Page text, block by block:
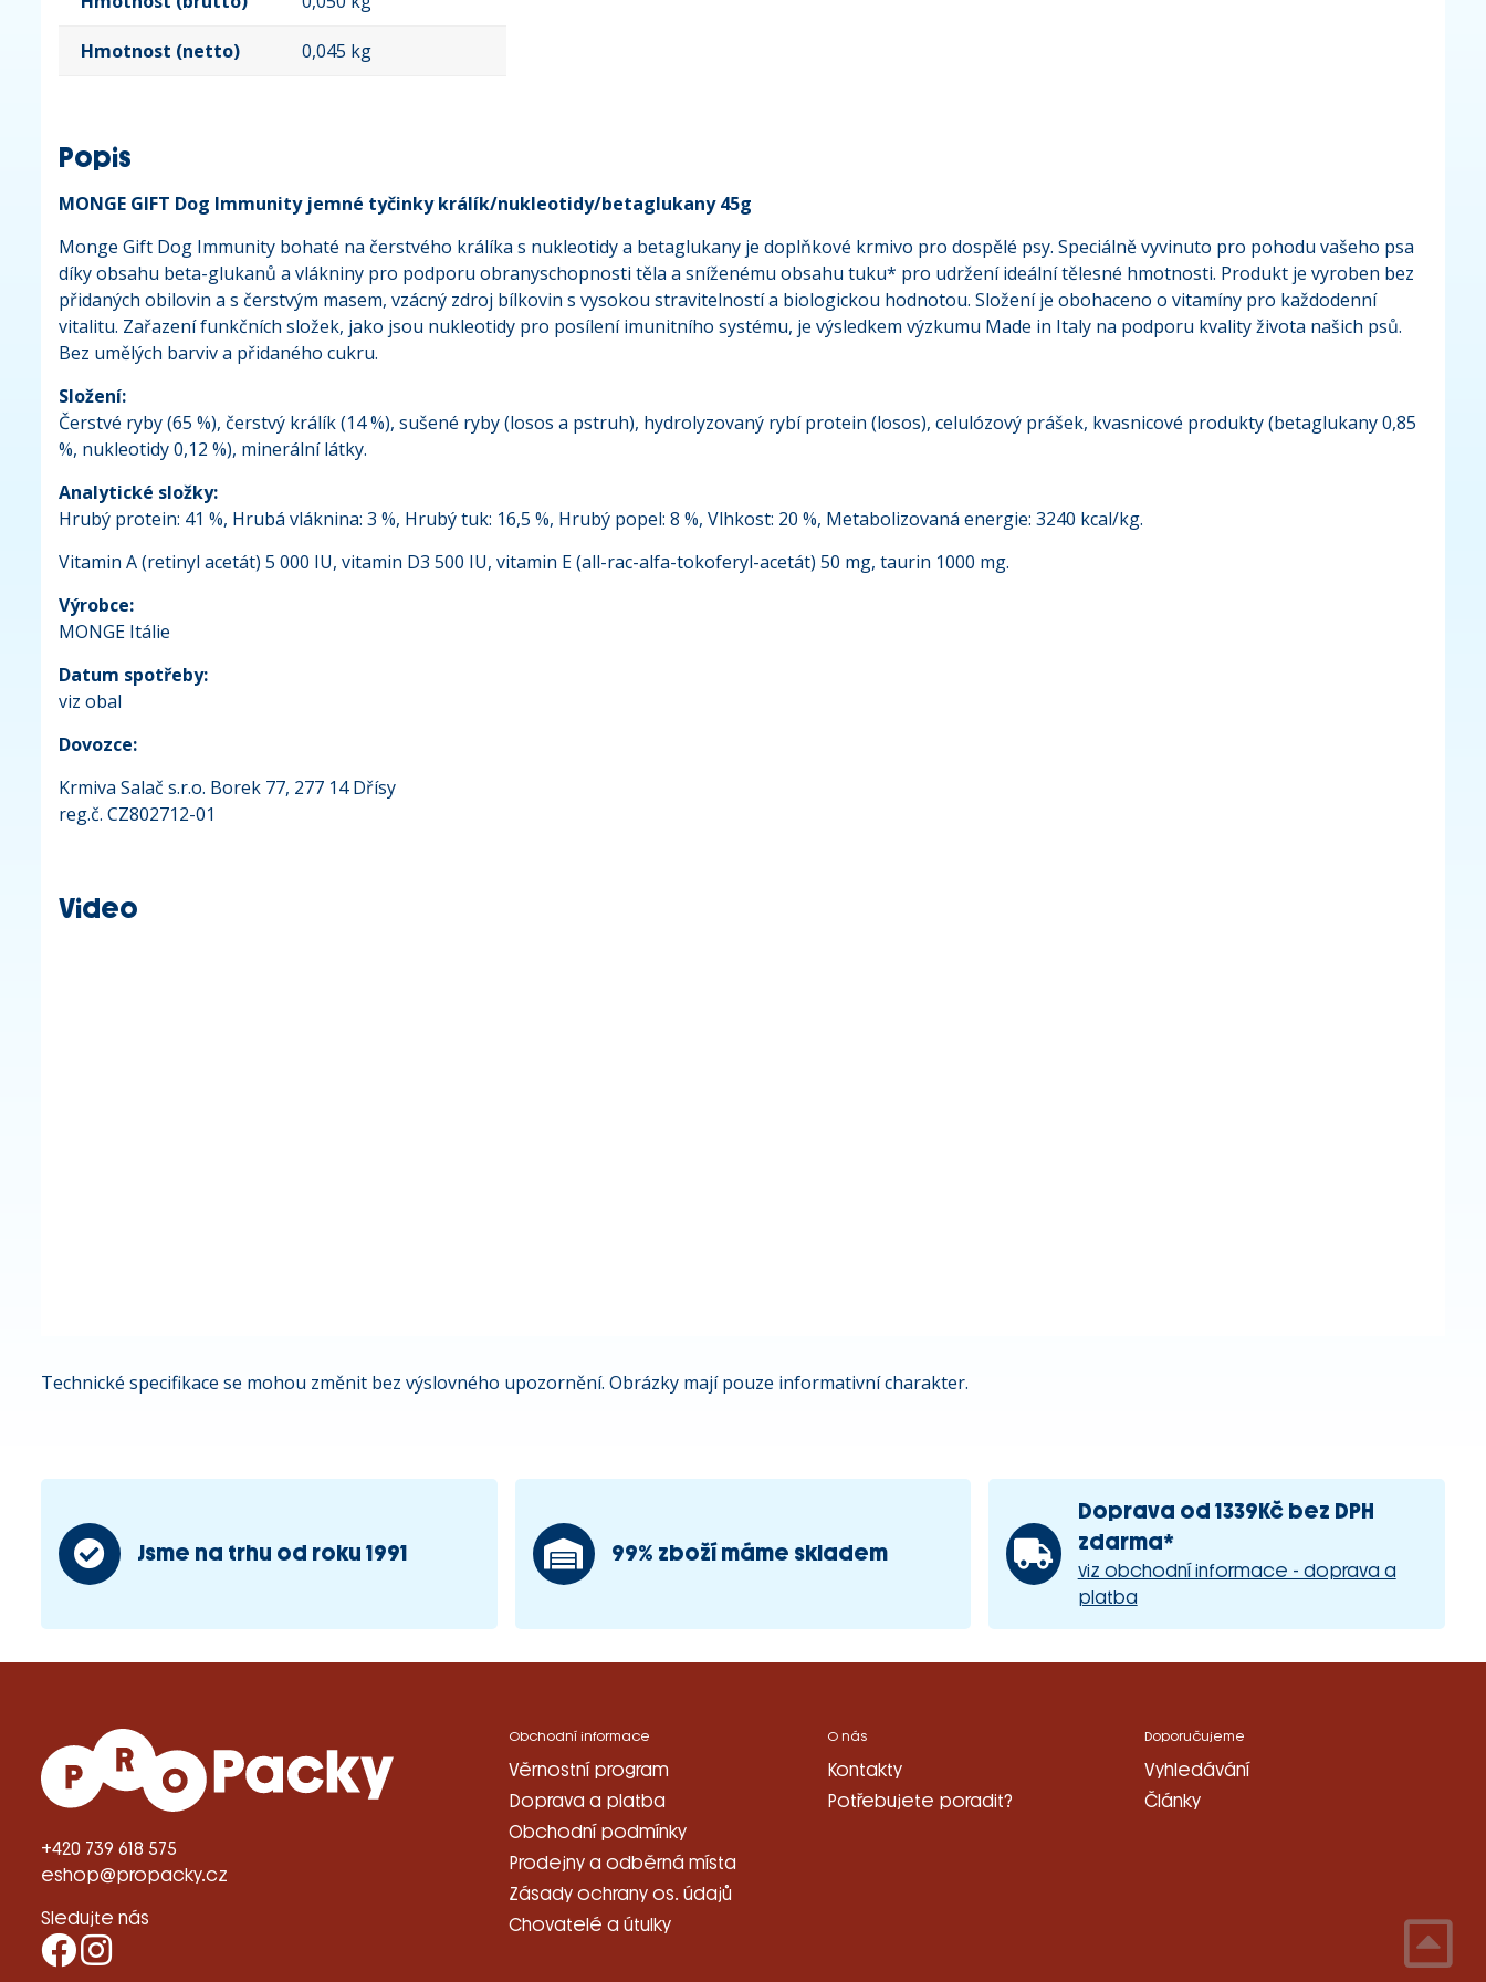
Hmotnost (netto) 0,045 kg
Popis
MONGE GIFT Dog Immunity jemné tyčinky králík/nukleotidy/betaglukany 45g
Monge Gift Dog Immunity bohaté na čerstvého králíka s nukleotidy a betaglukany je doplňkové krmivo pro dospělé psy. Speciálně vyvinuto pro pohodu vašeho psa
díky obsahu beta-glukanů a vlákniny pro podporu obranyschopnosti těla a sníženému obsahu tuku* pro udržení ideální tělesné hmotnosti. Produkt je vyroben bez
přidaných obilovin a s čerstvým masem, vzácný zdroj bílkovin s vysokou stravitelností a biologickou hodnotou. Složení je obohaceno o vitamíny pro každodenní
vitalitu. Zařazení funkčních složek, jako jsou nukleotidy pro posílení imunitního systému, je výsledkem výzkumu Made in Italy na podporu kvality života našich psů.
Bez umělých barviv a přidaného cukru.
Složení:
Čerstvé ryby (65 %), čerstvý králík (14 %), sušené ryby (losos a pstruh), hydrolyzovaný rybí protein (losos), celulózový prášek, kvasnicové produkty (betaglukany 0,85
%, nukleotidy 0,12 %), minerální látky.
Analytické složky:
Hrubý protein: 41 %, Hrubá vláknina: 3 %, Hrubý tuk: 16,5 %, Hrubý popel: 8 %, Vlhkost: 20 %, Metabolizovaná energie: 3240 kcal/kg.
Vitamin A (retinyl acetát) 5 000 IU, vitamin D3 500 IU, vitamin E (all-rac-alfa-tokoferyl-acetát) 50 mg, taurin 1000 mg.
Výrobce:
MONGE Itálie
Datum spotřeby:
viz obal
Dovozce:
Krmiva Salač s.r.o. Borek 77, 277 14 Dřísy
reg.č. CZ802712-01
Video
Technické specifikace se mohou změnit bez výslovného upozornění. Obrázky mají pouze informativní charakter.
Jsme na trhu od roku 1991 99% zboží máme skladem
Doprava od 1339Kč bez DPH
zdarma*
viz obchodní informace - doprava a
platba
+420 739 618 575
eshop@propacky.cz
Sledujte nás
Obchodní informace
Věrnostní program
Doprava a platba
Obchodní podmínky
Prodejny a odběrná místa
Zásady ochrany os. údajů
Chovatelé a útulky
O nás
Kontakty
Potřebujete poradit?
Doporučujeme
Vyhledávání
Články